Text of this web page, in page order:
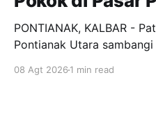
PONTIANAK, KALBAR -
Pontianak Utara
penting (Bapokting) dan
08 Agt 2026 1 min read